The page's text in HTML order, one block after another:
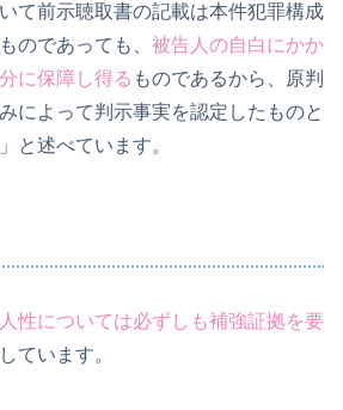
て前示聴取書の記載は本件犯罪構成
のであっても、 被告人の自白にかか
に保障し得る ものであるから、原判
によって判示事実を認定したものと
と述べています。
性については必ずしも補強証拠を要
ています。